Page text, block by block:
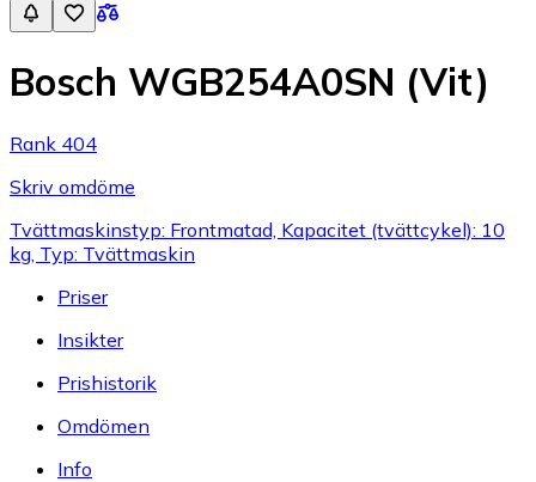
Bosch WGB254A0SN (Vit)
Rank 404
Skriv omdöme
Tvättmaskinstyp: Frontmatad, Kapacitet (tvättcykel): 10
kg, Typ: Tvättmaskin
Priser
Insikter
Prishistorik
Omdömen
Info